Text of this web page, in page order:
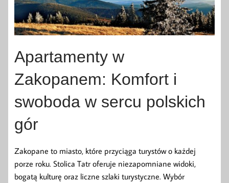
Apartamenty w
Zakopanem: Komfort i
swoboda w sercu polskich
gór
Zakopane to miasto, które przyciąga turystów o każdej
porze roku. Stolica Tatr oferuje niezapomniane widoki,
bogatą kulturę oraz liczne szlaki turystyczne. Wybór